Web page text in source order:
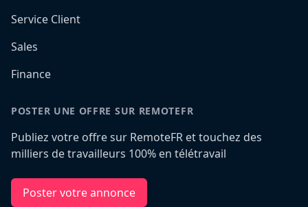
Service Client
Sales
Finance
POSTER UNE OFFRE SUR REMOTEFR
Publiez votre offre sur RemoteFR et touchez des
milliers de travailleurs 100% en télétravail
Poster votre annonce